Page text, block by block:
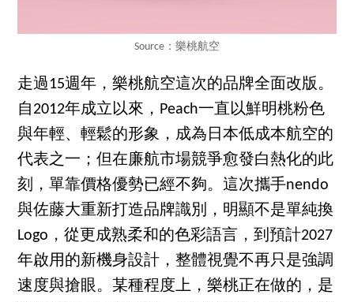
Source：樂桃航空
走過15週年，樂桃航空這次的品牌全面改版。
自2012年成立以來，Peach一直以鮮明桃粉色
與年輕、輕鬆的形象，成為日本低成本航空的
代表之一；但在廉航市場競爭愈發白熱化的此
刻，單靠價格優勢已經不夠。這次攜手nendo
與佐藤大重新打造品牌識別，明顯不是單純換
Logo，從更成熟柔和的色彩語言，到預計2027
年啟用的新機身設計，整體視覺不再只是強調
速度與搶眼。某種程度上，樂桃正在做的，是